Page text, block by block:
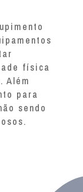
física
Além
para
sendo